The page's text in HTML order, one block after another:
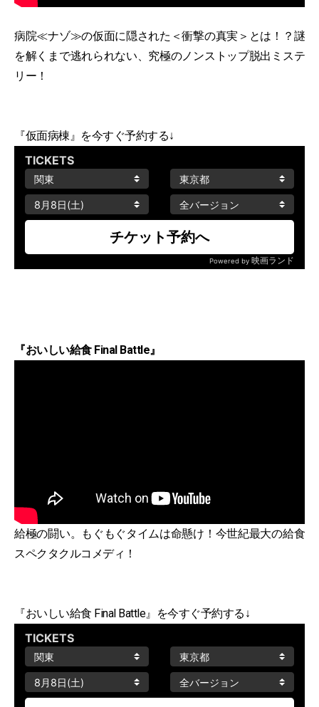
病院≪ナゾ≫の仮面に隠された＜衝撃の真実＞とは！？謎
を解くまで逃れられない、究極のノンストップ脱出ミステ
リー！
『仮面病棟』を今すぐ予約する↓
『おいしい給食 Final Battle』
給極の闘い。もぐもぐタイムは命懸け！今世紀最大の給食
スペクタクルコメディ！
『おいしい給食 Final Battle』を今すぐ予約する↓